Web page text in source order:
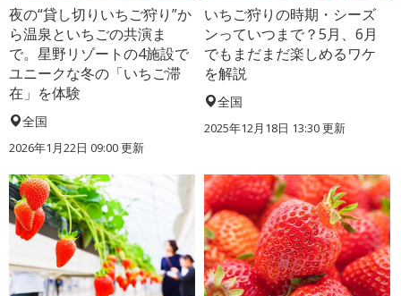
夜の“貸し切りいちご狩り”か
ら温泉といちごの共演ま
で。星野リゾートの4施設で
ユニークな冬の「いちご滞
在」を体験
全国
2026年1月22日 09:00 更新
いちご狩りの時期・シーズ
ンっていつまで？5月、6月
でもまだまだ楽しめるワケ
を解説
全国
2025年12月18日 13:30 更新